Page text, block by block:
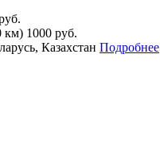
км) 1000 руб.
Казахстан Подробнее